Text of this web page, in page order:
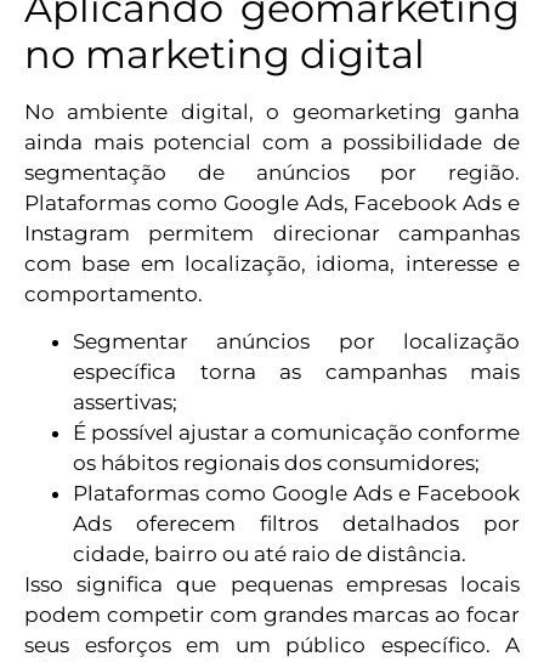
no marketing digital
No ambiente digital, o geomarketing ganha
ainda mais potencial com a possibilidade de
segmentação de anúncios por região.
Plataformas como Google Ads, Facebook Ads e
Instagram permitem direcionar campanhas
com base em localização, idioma, interesse e
comportamento.
Segmentar anúncios por localização
específica torna as campanhas mais
assertivas;
É possível ajustar a comunicação conforme
os hábitos regionais dos consumidores;
Plataformas como Google Ads e Facebook
Ads oferecem filtros detalhados por
cidade, bairro ou até raio de distância.
Isso significa que pequenas empresas locais
podem competir com grandes marcas ao focar
seus esforços em um público específico. A